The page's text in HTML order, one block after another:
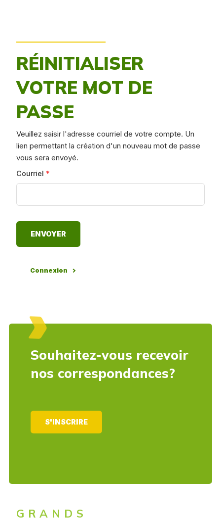
RÉINITIALISER
VOTRE MOT DE
PASSE
Veuillez saisir l'adresse courriel de votre compte. Un
lien permettant la création d'un nouveau mot de passe
vous sera envoyé.
Courriel *
Connexion
Souhaitez-vous recevoir
nos correspondances?
S'INSCRIRE
GRANDS